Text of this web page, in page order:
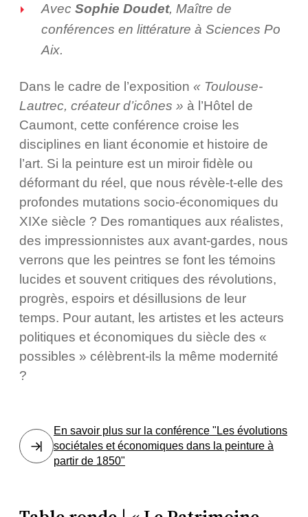
Avec Sophie Doudet, Maître de
conférences en littérature à Sciences Po
Aix.
Dans le cadre de l’exposition « Toulouse-
Lautrec, créateur d’icônes » à l’Hôtel de
Caumont, cette conférence croise les
disciplines en liant économie et histoire de
l’art. Si la peinture est un miroir fidèle ou
déformant du réel, que nous révèle-t-elle des
profondes mutations socio-économiques du
XIXe siècle ? Des romantiques aux réalistes,
des impressionnistes aux avant-gardes, nous
verrons que les peintres se font les témoins
lucides et souvent critiques des révolutions,
progrès, espoirs et désillusions de leur
temps. Pour autant, les artistes et les acteurs
politiques et économiques du siècle des «
possibles » célèbrent-ils la même modernité
?
En savoir plus sur la conférence "Les évolutions
sociétales et économiques dans la peinture à
partir de 1850"